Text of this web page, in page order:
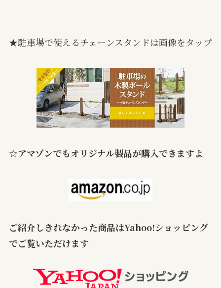
★駐車場で使えるチェーンスタンドは画像をタップ
☆アマゾンでもオリジナル製品が購入できますよ
ご紹介しきれなかった商品はYahoo!ショッピング
でご覧いただけます